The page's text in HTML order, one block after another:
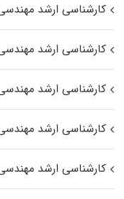
کارشناسی ارشد
کارشناسی ارشد
کارشناسی ارشد
کارشناسی ارشد
کارشناسی ارشد